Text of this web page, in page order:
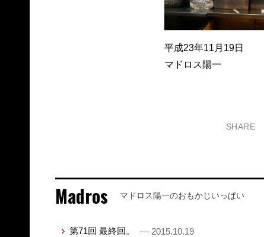
平成23年11月19日
マドロス陽一
SHARE
Madros マドロス陽一のおもかじいっぱい
第71回 最終回。
— 2015.10.19